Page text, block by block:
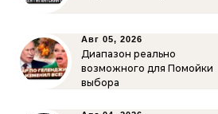
Авг 05, 2026
Диапазон реально
возможного для Помойки
выбора